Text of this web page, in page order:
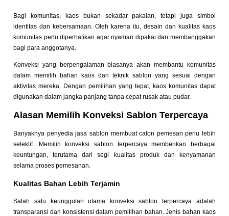
Bagi komunitas, kaos bukan sekadar pakaian, tetapi juga simbol
identitas dan kebersamaan. Oleh karena itu, desain dan kualitas kaos
komunitas perlu diperhatikan agar nyaman dipakai dan membanggakan
bagi para anggotanya.
Konveksi yang berpengalaman biasanya akan membantu komunitas
dalam memilih bahan kaos dan teknik sablon yang sesuai dengan
aktivitas mereka. Dengan pemilihan yang tepat, kaos komunitas dapat
digunakan dalam jangka panjang tanpa cepat rusak atau pudar.
Alasan Memilih Konveksi Sablon Terpercaya
Banyaknya penyedia jasa sablon membuat calon pemesan perlu lebih
selektif. Memilih konveksi sablon terpercaya memberikan berbagai
keuntungan, terutama dari segi kualitas produk dan kenyamanan
selama proses pemesanan.
Kualitas Bahan Lebih Terjamin
Salah satu keunggulan utama konveksi sablon terpercaya adalah
transparansi dan konsistensi dalam pemilihan bahan. Jenis bahan kaos